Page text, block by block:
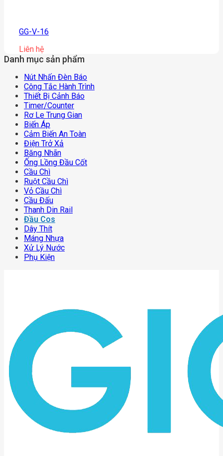
GG-V-16
Liên hệ
Danh mục sản phẩm
Nút Nhấn Đèn Báo
Công Tắc Hành Trình
Thiết Bị Cảnh Báo
Timer/counter
Rơ Le Trung Gian
Biến Áp
Cảm Biến An Toàn
Điện Trở Xả
Băng Nhãn
Ống Lồng Đầu Cốt
Cầu Chì
Ruột Cầu Chì
Vỏ Cầu Chì
Cầu Đấu
Thanh Din Rail
Đầu Cos
Dây Thít
Máng Nhựa
Xử Lý Nước
Phụ Kiện